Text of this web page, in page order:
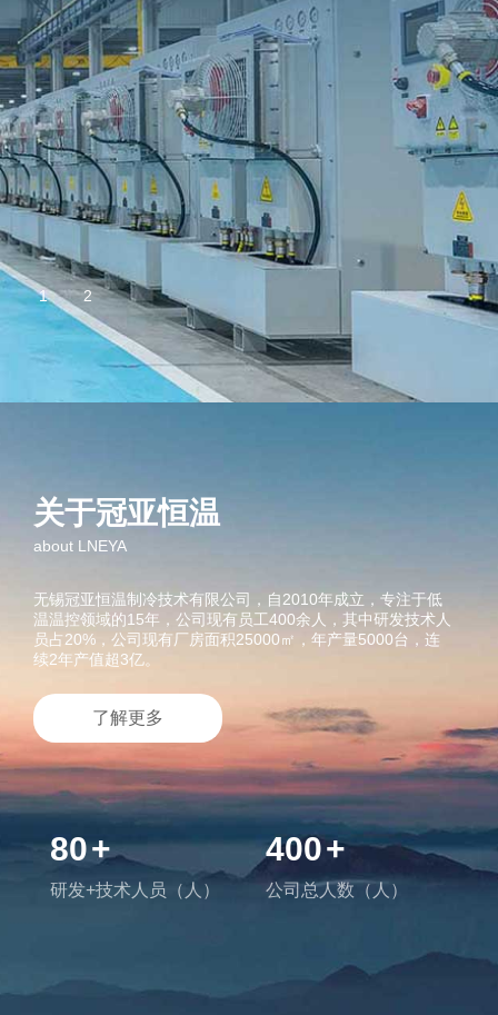
关于冠亚恒温
about LNEYA
无锡冠亚恒温制冷技术有限公司，自2010年成立，专注于低
温温控领域的15年，公司现有员工400余人，其中研发技术人
员占20%，公司现有厂房面积25000㎡，年产量5000台，连
续2年产值超3亿。
了解更多
80+
研发+技术人员（人）
400+
公司总人数（人）